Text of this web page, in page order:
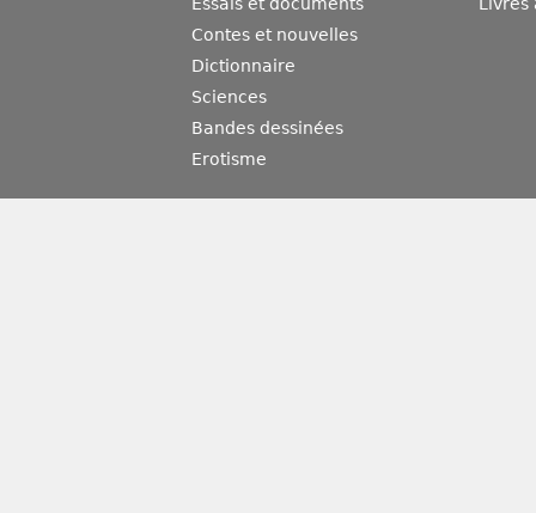
Essais et documents
Contes et nouvelles
Dictionnaire
Sciences
Bandes dessinées
Erotisme
Livres